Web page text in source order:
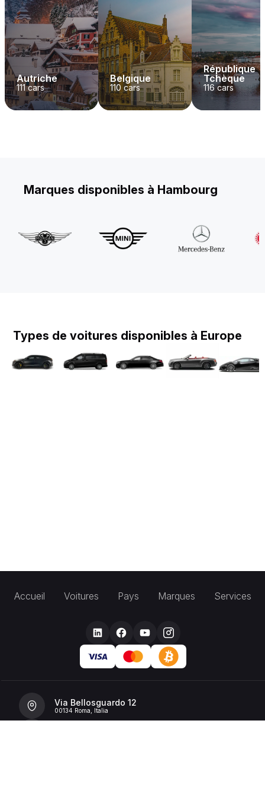
Autriche
111cars
Belgique
110 cars
République
Tchèque
116cars
Marques disponibles à Hambourg
Types de voitures disponibles à Europe
Accueil Voitures Pays Marques Services
Via Bellosguardo 12
00134 Roma, Italia